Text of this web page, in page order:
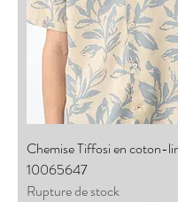
Chemise Tiffosi en coton-
10065647
Rupture de stock